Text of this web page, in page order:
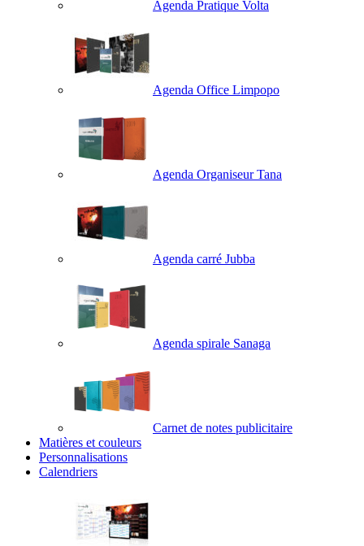
Agenda Pratique Volta
Agenda Office Limpopo
Agenda Organiseur Tana
Agenda carré Jubba
Agenda spirale Sanaga
Carnet de notes publicitaire
Matières et couleurs
Personnalisations
Calendriers